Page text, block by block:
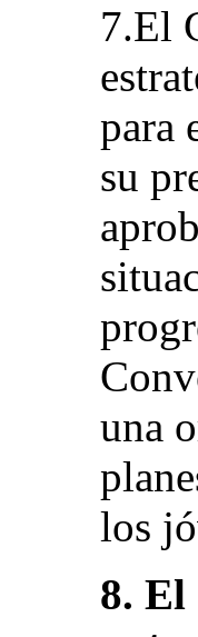
7.El
para
su
una
los
8. El